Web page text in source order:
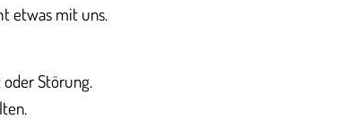
etwas mit uns.
Störung.